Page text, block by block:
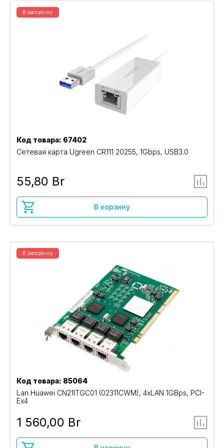
В рассрочку
Код товара: 67402
Сетевая карта Ugreen CR111 20255, 1Gbps, USB3.0
55,80 Br
В корзину
В рассрочку
Код товара: 85064
Lan Huawei CN21ITGC01 (02311CWM), 4xLAN 1GBps, PCI-
Ex4
1 560,00 Br